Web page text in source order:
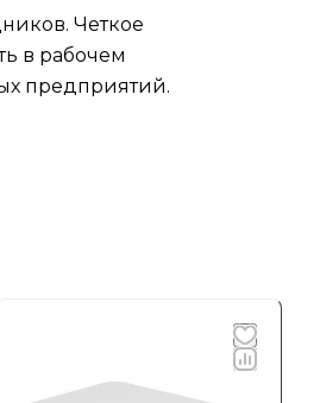
Четкое
в рабочем
предприятий.